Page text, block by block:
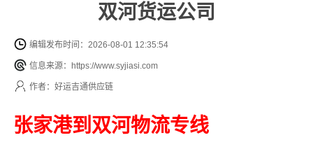
双河货运公司
编辑发布时间：2026-08-01 12:35:54
信息来源：https://www.syjiasi.com
作者：好运吉通供应链
张家港到双河物流专线